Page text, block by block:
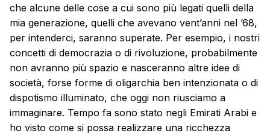
che alcune delle cose a cui sono più legati quelli della
mia generazione, quelli che avevano vent’anni nel ’68,
per intenderci, saranno superate. Per esempio, i nostri
concetti di democrazia o di rivoluzione, probabilmente
non avranno più spazio e nasceranno altre idee di
società, forse forme di oligarchia ben intenzionata o di
dispotismo illuminato, che oggi non riusciamo a
immaginare. Tempo fa sono stato negli Emirati Arabi e
ho visto come si possa realizzare una ricchezza